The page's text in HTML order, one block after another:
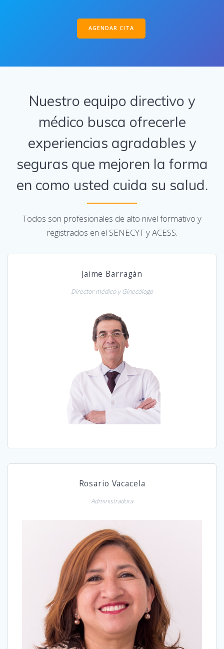
AGENDAR CITA
Nuestro equipo directivo y
médico busca ofrecerle
experiencias agradables y
seguras que mejoren la forma
en como usted cuida su salud.
Todos son profesionales de alto nivel formativo y
registrados en el SENECYT y ACESS.
Jaime Barragán
Director médico y Ginecólogo
Rosario Vacacela
Administradora